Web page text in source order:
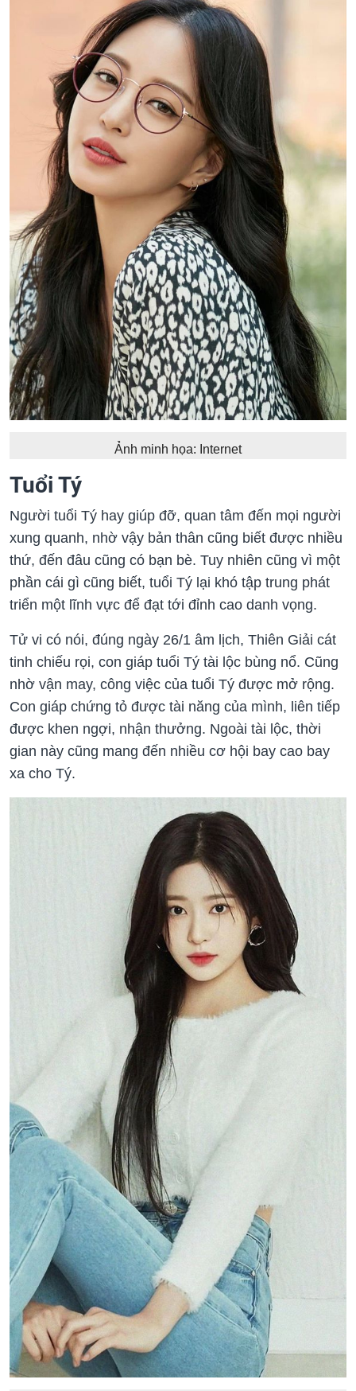
Ảnh minh họa: Internet
Tuổi Tý
Người tuổi Tý hay giúp đỡ, quan tâm đến mọi người
xung quanh, nhờ vậy bản thân cũng biết được nhiều
thứ, đến đâu cũng có bạn bè. Tuy nhiên cũng vì một
phần cái gì cũng biết, tuổi Tý lại khó tập trung phát
triển một lĩnh vực để đạt tới đỉnh cao danh vọng.
Tử vi có nói, đúng ngày 26/1 âm lịch, Thiên Giải cát
tinh chiếu rọi, con giáp tuổi Tý tài lộc bùng nổ. Cũng
nhờ vận may, công việc của tuổi Tý được mở rộng.
Con giáp chứng tỏ được tài năng của mình, liên tiếp
được khen ngợi, nhận thưởng. Ngoài tài lộc, thời
gian này cũng mang đến nhiều cơ hội bay cao bay
xa cho Tý.